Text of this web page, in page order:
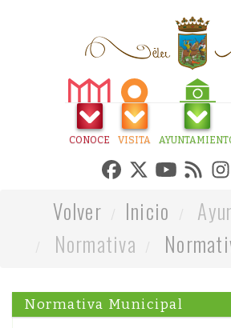
CONOCE VISITA
Volver Inicio
Normativa
Normativa Municipal